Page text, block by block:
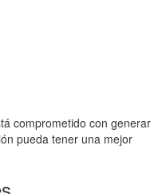
comprometido con generar
pueda tener una mejor